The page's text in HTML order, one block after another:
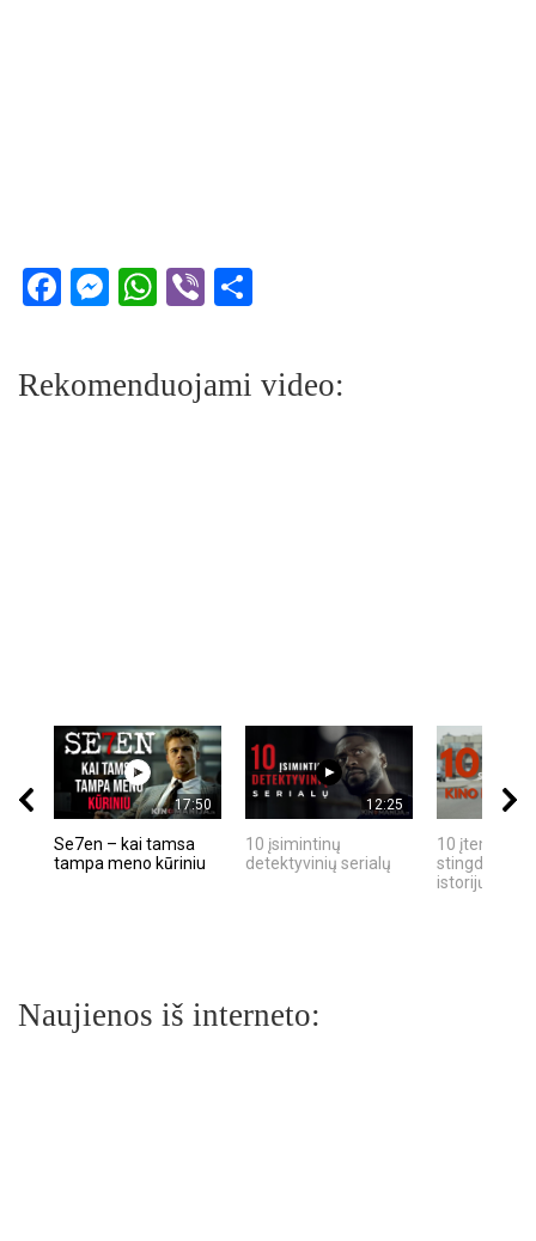
Facebook
Messenger
WhatsApp
Viber
Rekomenduojami video:
17:50
Se7en – kai tamsa
tampa meno kūriniu
12:25
10 įsimintinų
detektyvinių serialų
10 įtemptų,
stingdančių
istorijų
Naujienos iš interneto: